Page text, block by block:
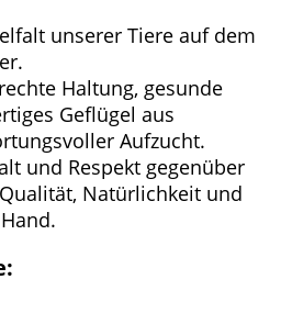
unserer Tiere auf dem
Haltung, gesunde
Geflügel aus
Aufzucht.
und Respekt gegenüber
Natürlichkeit und